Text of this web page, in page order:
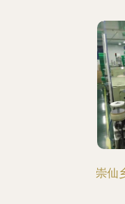
崇仙